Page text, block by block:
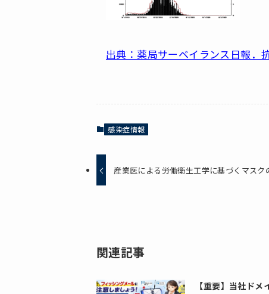
出典：薬局サーベイランス日報．
感染症情報
産業医による労働衛生工学に基づくマスク
関連記事
【重要】当社ドメ